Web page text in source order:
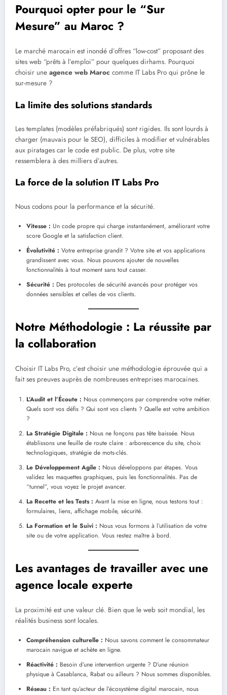
Pourquoi opter pour le “Sur
Mesure” au Maroc ?
Le marché marocain est inondé d’offres “low-cost” proposant des
sites web “prêts à l’emploi” pour quelques dirhams. Pourquoi
choisir une agence web Maroc comme IT Labs Pro qui prône le
sur-mesure ?
La limite des solutions standards
Les templates (modèles préfabriqués) sont rigides. Ils sont lourds à
charger (mauvais pour le SEO), difficiles à modifier et vulnérables
aux piratages car le code est public. De plus, votre site
ressemblera à des milliers d’autres.
La force de la solution IT Labs Pro
Nous codons pour la performance et la sécurité.
Vitesse : Un code propre qui charge instantanément, améliorant votre
score Google et la satisfaction client.
Évolutivité : Votre entreprise grandit ? Votre site et vos applications
grandissent avec vous. Nous pouvons ajouter de nouvelles
fonctionnalités à tout moment sans tout casser.
Sécurité : Des protocoles de sécurité avancés pour protéger vos
données sensibles et celles de vos clients.
Notre Méthodologie : La réussite par
la collaboration
Choisir IT Labs Pro, c’est choisir une méthodologie éprouvée qui a
fait ses preuves auprès de nombreuses entreprises marocaines.
L’Audit et l’Écoute : Nous commençons par comprendre votre métier.
Quels sont vos défis ? Qui sont vos clients ? Quelle est votre ambition
?
La Stratégie Digitale : Nous ne fonçons pas tête baissée. Nous
établissons une feuille de route claire : arborescence du site, choix
technologiques, stratégie de mots-clés.
Le Développement Agile : Nous développons par étapes. Vous
validez les maquettes graphiques, puis les fonctionnalités. Pas de
“tunnel”, vous voyez le projet avancer.
La Recette et les Tests : Avant la mise en ligne, nous testons tout :
formulaires, liens, affichage mobile, sécurité.
La Formation et le Suivi : Nous vous formons à l’utilisation de votre
site ou de votre application. Vous restez maître à bord.
Les avantages de travailler avec une
agence locale experte
La proximité est une valeur clé. Bien que le web soit mondial, les
réalités business sont locales.
Compréhension culturelle : Nous savons comment le consommateur
marocain navigue et achète en ligne.
Réactivité : Besoin d’une intervention urgente ? D’une réunion
physique à Casablanca, Rabat ou ailleurs ? Nous sommes disponibles.
Réseau : En tant qu’acteur de l’écosystème digital marocain, nous